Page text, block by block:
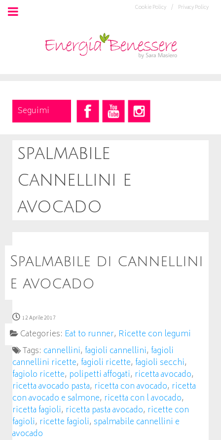
Privacy Policy
Cookie Policy /
Seguimi
spalmabile
cannellini e
avocado
Spalmabile di cannellini
e avocado
12 Aprile 2017
Categories: Eat to runner, Ricette con legumi
Tags: cannellini, fagioli cannellini, fagioli
cannellini ricette, fagioli ricette, fagioli secchi,
fagiolo ricette, polipetti affogati, ricetta avocado,
ricetta avocado pasta, ricetta con avocado, ricetta
con avocado e salmone, ricetta con l avocado,
ricetta fagioli, ricetta pasta avocado, ricette con
fagioli, ricette fagioli, spalmabile cannellini e
avocado